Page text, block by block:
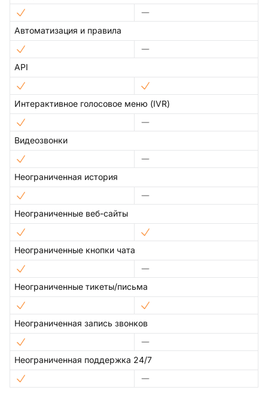
Автоматизация и правила
API
Интерактивное голосовое меню (IVR)
Видеозвонки
Неограниченная история
Неограниченные веб-сайты
Неограниченные кнопки чата
Неограниченные тикеты/письма
Неограниченная запись звонков
Неограниченная поддержка 24/7